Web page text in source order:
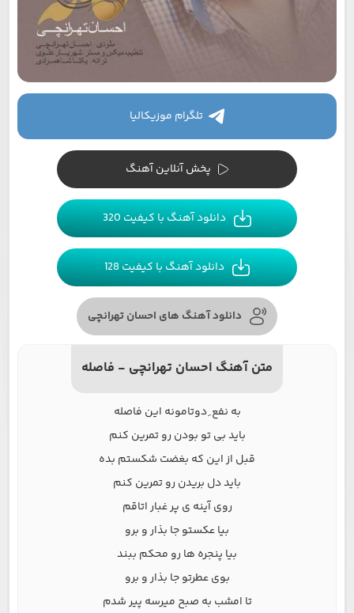
تلگرام موزیکالیا
پخش آنلاین آهنگ
دانلود آهنگ با کیفیت 320
دانلود آهنگ با کیفیت 128
دانلود آهنگ های احسان تهرانچی
متن آهنگ احسان تهرانچی - فاصله
به نفع ِ دوتامونه این فاصله
باید بی تو بودن رو تمرین کنم
قبل از این که بغضت شکستم بده
باید دل بریدن رو تمرین کنم
روی آینه ی پر غبار اتاقم
بیا عکستو جا بذار و برو
بیا پنجره ها رو محکم ببند
بوی عطرتو جا بذار و برو
تا امشب به صبح میرسه پیر شدم